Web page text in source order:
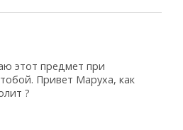
этот предмет при
Привет Маруха, как
?